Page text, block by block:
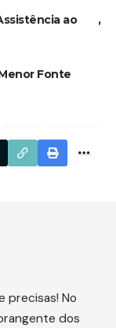
ao
Fonte
precisas! No
dos